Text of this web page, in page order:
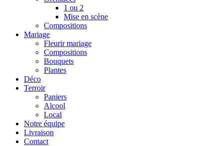
1 ou 2
Mise en scène
Compositions
Mariage
Fleurir mariage
Compositions
Bouquets
Plantes
Déco
Terroir
Paniers
Alcool
Local
Notre équipe
Livraison
Contact